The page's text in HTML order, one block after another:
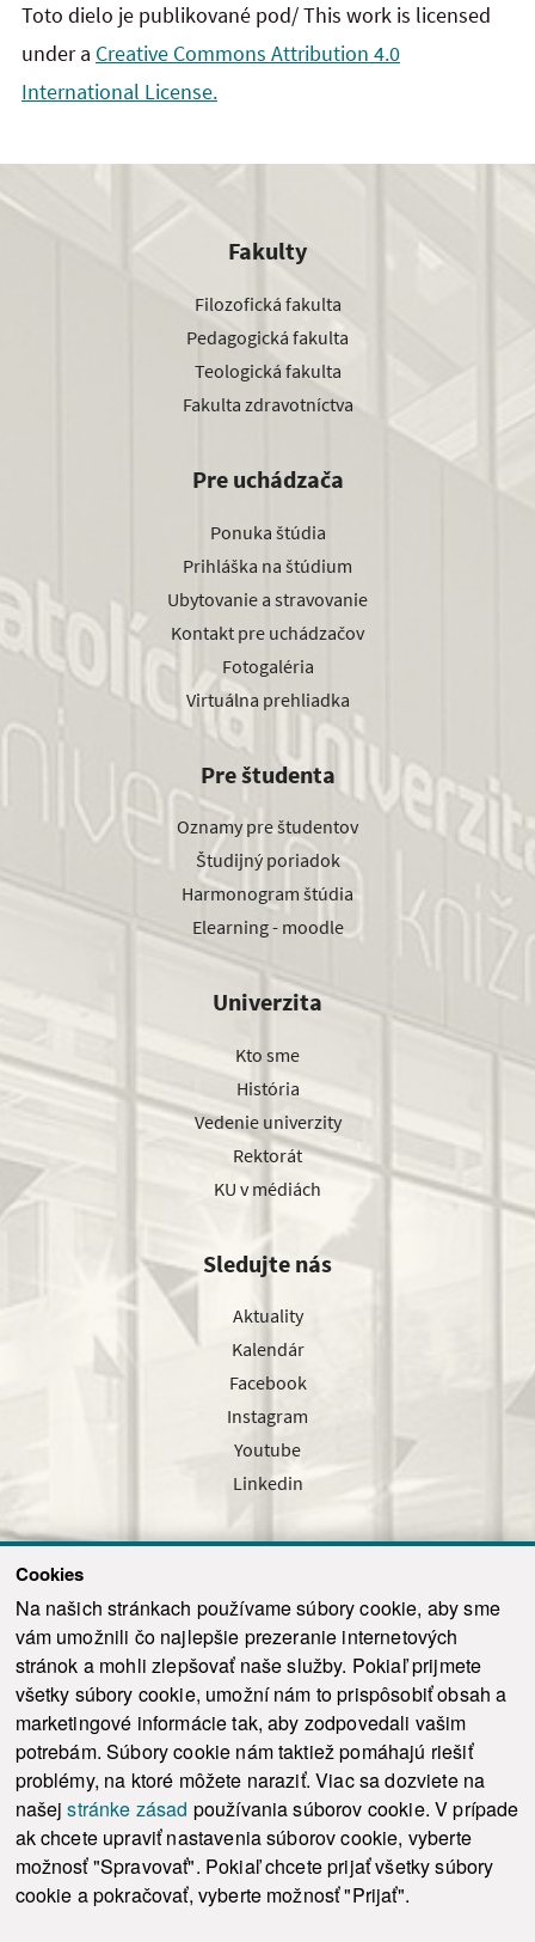
Cookies
Na našich stránkach používame súbory cookie, aby sme
vám umožnili čo najlepšie prezeranie internetových
stránok a mohli zlepšovať naše služby. Pokiaľ prijmete
všetky súbory cookie, umožní nám to prispôsobiť obsah a
marketingové informácie tak, aby zodpovedali vašim
potrebám. Súbory cookie nám taktiež pomáhajú riešiť
problémy, na ktoré môžete naraziť. Viac sa dozviete na
našejstránke zásad používania súborov cookie. V prípade
ak chcete upraviť nastavenia súborov cookie, vyberte
možnosť "Spravovať". Pokiaľ chcete prijať všetky súbory
cookie a pokračovať, vyberte možnosť "Prijať".
Toto dielo je publikované pod/ This work is licensed
under a Creative Commons Attribution 4.0
International License.
Fakulty
Filozofická fakulta
Pedagogická fakulta
Teologická fakulta
Fakulta zdravotníctva
Pre uchádzača
Ponuka štúdia
Prihláška na štúdium
Ubytovanie a stravovanie
Kontakt pre uchádzačov
Fotogaléria
Virtuálna prehliadka
Pre študenta
Oznamy pre študentov
Študijný poriadok
Harmonogram štúdia
Elearning - moodle
Univerzita
Kto sme
História
Vedenie univerzity
Rektorát
KU v médiách
Sledujte nás
Aktuality
Kalendár
Facebook
Instagram
Youtube
Linkedin
Odoslať
© 2021-2026 ku.sk. Všetky práva vyhradené. | Ochrana osobných údajov
Vyhlásenie o prístupnosti |
Admin
This site is protected by reCAPTCHA and the Google Privacy Policy and Terms of
Service
apply.